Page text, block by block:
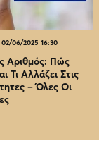
02/06/2025 16:30
Αριθμός: Πώς
Τι Αλλάζει Στις
– Όλες Οι